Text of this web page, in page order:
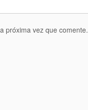
próxima vez que comente.